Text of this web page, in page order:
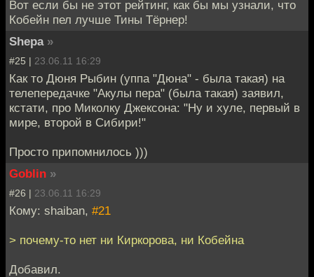
Вот если бы не этот рейтинг, как бы мы узнали, что
Кобейн пел лучше Тины Тёрнер!
Shepa »
#25 | 23.06.11 16:29
Как то Дюня Рыбин (уппа "Дюна" - была такая) на
телепередачке "Акулы пера" (была такая) заявил,
кстати, про Миколку Джексона: "Ну и хуле, первый в
мире, второй в Сибири!"
Просто припомнилось )))
Goblin »
#26 | 23.06.11 16:29
Кому: shaiban, #21
> почему-то нет ни Киркорова, ни Кобейна
Добавил.